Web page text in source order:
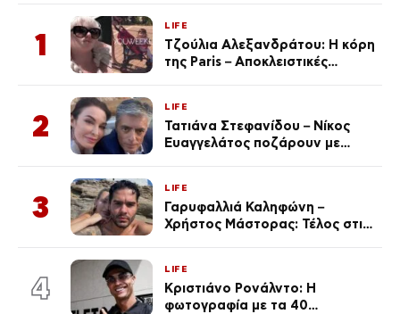
1
LIFE
Τζούλια Αλεξανδράτου: Η κόρη
της Paris – Αποκλειστικές
2
LIFE
Τατιάνα Στεφανίδου – Νίκος
Ευαγγελάτος ποζάρουν με
3
LIFE
Γαρυφαλλιά Καληφώνη –
Χρήστος Μάστορας: Τέλος στις
4
LIFE
Κριστιάνο Ρονάλντο: Η
φωτογραφία με τα 40